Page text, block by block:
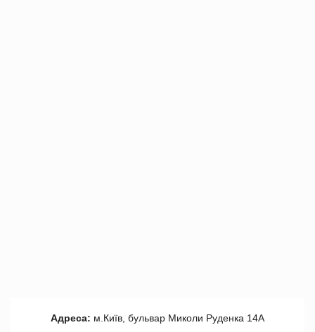
Адреса: м.Київ, бульвар Миколи Руденка 14А